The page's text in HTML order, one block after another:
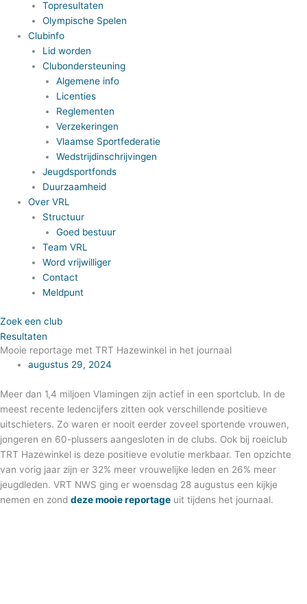
Topresultaten
Olympische Spelen
Clubinfo
Lid worden
Clubondersteuning
Algemene info
Licenties
Reglementen
Verzekeringen
Vlaamse Sportfederatie
Wedstrijdinschrijvingen
Jeugdsportfonds
Duurzaamheid
Over VRL
Structuur
Goed bestuur
Team VRL
Word vrijwilliger
Contact
Meldpunt
Zoek een club
Resultaten
Mooie reportage met TRT Hazewinkel in het journaal
augustus 29, 2024
Meer dan 1,4 miljoen Vlamingen zijn actief in een sportclub. In de
meest recente ledencijfers zitten ook verschillende positieve
uitschieters. Zo waren er nooit eerder zoveel sportende vrouwen,
jongeren en 60-plussers aangesloten in de clubs. Ook bij roeiclub
TRT Hazewinkel is deze positieve evolutie merkbaar. Ten opzichte
van vorig jaar zijn er 32% meer vrouwelijke leden en 26% meer
jeugdleden. VRT NWS ging er woensdag 28 augustus een kijkje
nemen en zond deze mooie reportage uit tijdens het journaal.